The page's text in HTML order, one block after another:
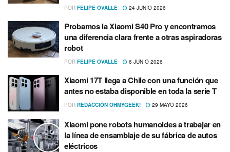
POR FELIPE OVALLE 24 JUNIO 2026
Probamos la Xiaomi S40 Pro y encontramos
una diferencia clara frente a otras aspiradoras
robot
POR FELIPE OVALLE 6 JUNIO 2026
Xiaomi 17T llega a Chile con una función que
antes no estaba disponible en toda la serie T
POR REDACCIÓN OHMYGEEK! 29 MAYO 2026
Xiaomi pone robots humanoides a trabajar en
la línea de ensamblaje de su fábrica de autos
eléctricos